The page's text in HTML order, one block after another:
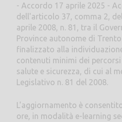
- Accordo 17 aprile 2025 -
dell'articolo 37, comma 2,
aprile 2008, n. 81, tra il
Province autonome di
finalizzato alla
contenuti minimi dei
salute e sicurezza, di cui al
Legislativo n. 81 del 2008.
L'aggiornamento è
ore, in modalità e-learning